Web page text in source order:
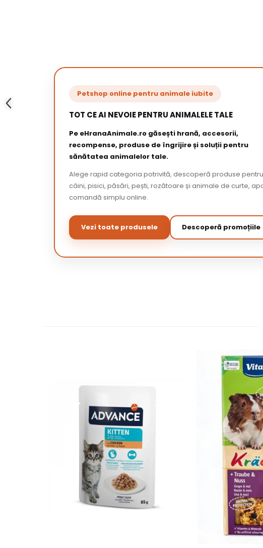
Petshop online pentru animale iubite
TOT CE AI NEVOIE PENTRU ANIMALELE TALE
Pe eHranaAnimale.ro găsești hrană, accesorii,
recompense, produse de îngrijire și soluții pentru
sănătatea animalelor tale.
Alege rapid categoria potrivită, descoperă produse pentru
câini, pisici, păsări, pești, rozătoare și animale de curte,
comandă simplu online.
Vezi toate produsele Descoperă promoțiile